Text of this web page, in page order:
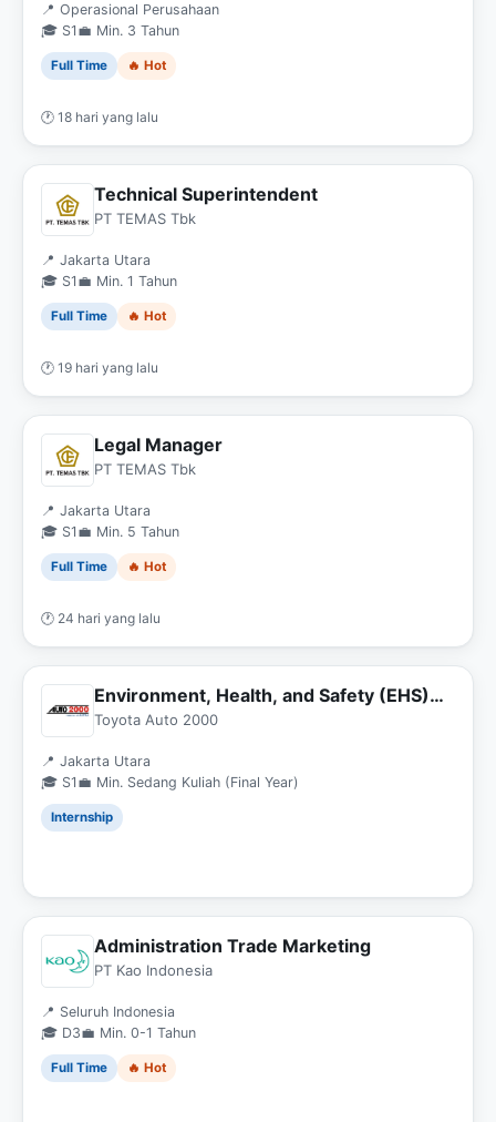
📍 Operasional Perusahaan
🎓 S1 💼 Min. 3 Tahun
Full Time 🔥 Hot
🕐 18 hari yang lalu
Technical Superintendent
PT TEMAS Tbk
📍 Jakarta Utara
🎓 S1 💼 Min. 1 Tahun
Full Time 🔥 Hot
🕐 19 hari yang lalu
Legal Manager
PT TEMAS Tbk
📍 Jakarta Utara
🎓 S1 💼 Min. 5 Tahun
Full Time 🔥 Hot
🕐 24 hari yang lalu
Environment, Health, and Safety (EHS)
Intern
Toyota Auto 2000
📍 Jakarta Utara
🎓 S1 💼 Min. Sedang Kuliah (Final Year)
Internship
Administration Trade Marketing
PT Kao Indonesia
📍 Seluruh Indonesia
🎓 D3💼 Min. 0-1 Tahun
Full Time 🔥 Hot